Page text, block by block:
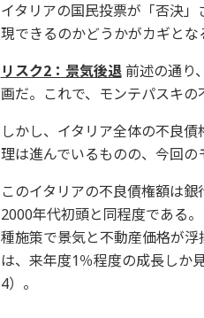
イタリアの国民投票が「否決
現できるのかどうかがカギとな
リスク2：景気後退前述の通り
画だ。これで、モンテパスキの
しかし、イタリア全体の不良
理は進んでいるものの、今回の
このイタリアの不良債権額は
2000年代初頭と同程度である
種施策で景気と不動産価格が
は、来年度1％程度の成長しか
4）。